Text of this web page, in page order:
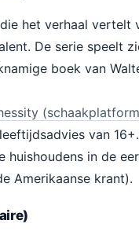
het verhaal vertelt
De serie speelt
boek van
van 16+.
huishoudens in de
Amerikaanse krant).